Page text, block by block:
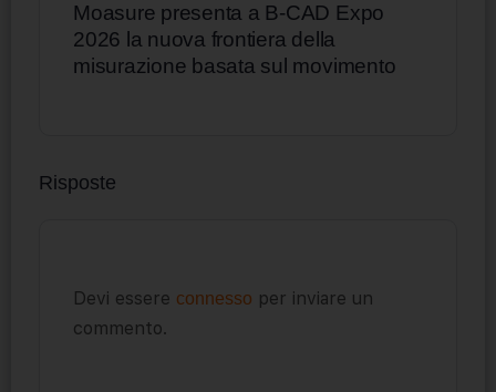
Moasure presenta a B-CAD Expo
2026 la nuova frontiera della
misurazione basata sul movimento
Risposte
Devi essere connesso per inviare un
commento.